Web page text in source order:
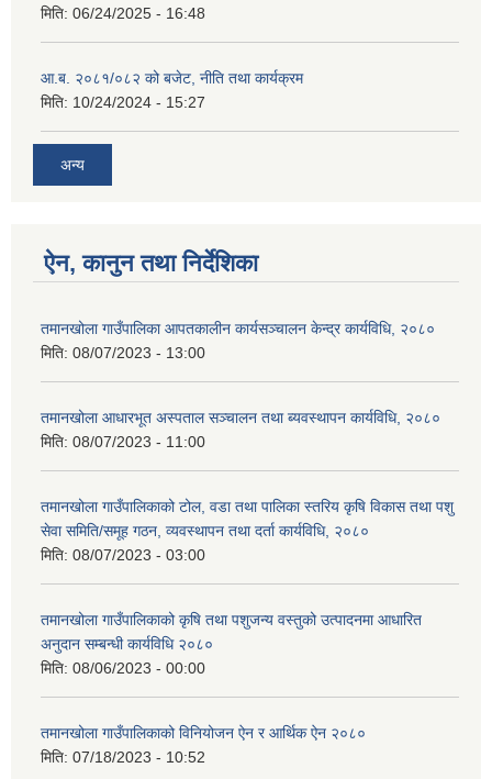
मिति: 06/24/2025 - 16:48
आ.ब. २०८१/०८२ को बजेट, नीति तथा कार्यक्रम
मिति: 10/24/2024 - 15:27
अन्य
ऐन, कानुन तथा निर्देशिका
तमानखोला गाउँपालिका आपतकालीन कार्यसञ्चालन केन्द्र कार्यविधि, २०८०
मिति: 08/07/2023 - 13:00
तमानखोला आधारभूत अस्पताल सञ्चालन तथा ब्यवस्थापन कार्यविधि, २०८०
मिति: 08/07/2023 - 11:00
तमानखोला गाउँपालिकाको टोल, वडा तथा पालिका स्तरिय कृषि विकास तथा पशु
सेवा समिति/समूह गठन, व्‍यवस्थापन तथा दर्ता कार्यविधि, २०८०
मिति: 08/07/2023 - 03:00
तमानखोला गाउँपालिकाको कृषि तथा पशुजन्य वस्तुको उत्पादनमा आधारित
अनुदान सम्बन्धी कार्यविधि २०८०
मिति: 08/06/2023 - 00:00
तमानखोला गाउँपालिकाको विनियोजन ऐन र आर्थिक ऐन २०८०
मिति: 07/18/2023 - 10:52